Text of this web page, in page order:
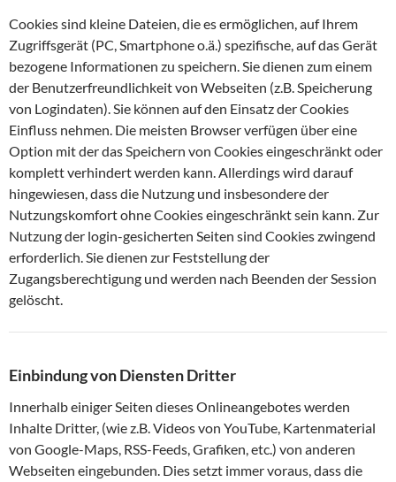
Cookies sind kleine Dateien, die es ermöglichen, auf Ihrem
Zugriffsgerät (PC, Smartphone o.ä.) spezifische, auf das Gerät
bezogene Informationen zu speichern. Sie dienen zum einem
der Benutzerfreundlichkeit von Webseiten (z.B. Speicherung
von Logindaten). Sie können auf den Einsatz der Cookies
Einfluss nehmen. Die meisten Browser verfügen über eine
Option mit der das Speichern von Cookies eingeschränkt oder
komplett verhindert werden kann. Allerdings wird darauf
hingewiesen, dass die Nutzung und insbesondere der
Nutzungskomfort ohne Cookies eingeschränkt sein kann. Zur
Nutzung der login-gesicherten Seiten sind Cookies zwingend
erforderlich. Sie dienen zur Feststellung der
Zugangsberechtigung und werden nach Beenden der Session
gelöscht.
Einbindung von Diensten Dritter
Innerhalb einiger Seiten dieses Onlineangebotes werden
Inhalte Dritter, (wie z.B. Videos von YouTube, Kartenmaterial
von Google-Maps, RSS-Feeds, Grafiken, etc.) von anderen
Webseiten eingebunden. Dies setzt immer voraus, dass die